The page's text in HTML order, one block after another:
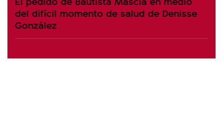
del difícil momento de salud de Denisse
González